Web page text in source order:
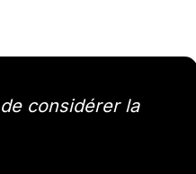
considérer la